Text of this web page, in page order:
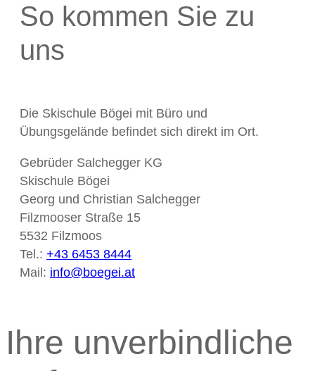
So kommen Sie zu
uns
Die Skischule Bögei mit Büro und
Übungsgelände befindet sich direkt im Ort.
Gebrüder Salchegger KG
Skischule Bögei
Georg und Christian Salchegger
Filzmooser Straße 15
5532 Filzmoos
Tel.: +43 6453 8444
Mail: info@boegei.at
Ihre unverbindliche